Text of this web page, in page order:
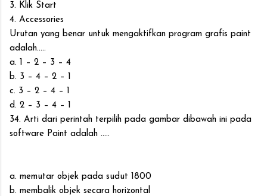
3. Klik Start
4. Accessories
Urutan yang benar untuk mengaktifkan program grafis paint
adalah.....
a. 1 – 2 – 3 – 4
b. 3 – 4 – 2 – 1
c. 3 – 2 – 4 – 1
d. 2 – 3 – 4 – 1
34. Arti dari perintah terpilih pada gambar dibawah ini pada
software Paint adalah .....
a. memutar objek pada sudut 1800
b. membalik objek secara horizontal